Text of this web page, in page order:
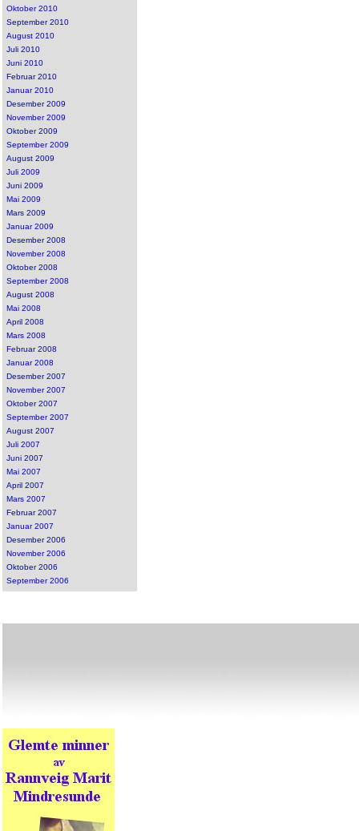
Oktober 2010
September 2010
August 2010
Juli 2010
Juni 2010
Februar 2010
Januar 2010
Desember 2009
November 2009
Oktober 2009
September 2009
August 2009
Juli 2009
Juni 2009
Mai 2009
Mars 2009
Januar 2009
Desember 2008
November 2008
Oktober 2008
September 2008
August 2008
Mai 2008
April 2008
Mars 2008
Februar 2008
Januar 2008
Desember 2007
November 2007
Oktober 2007
September 2007
August 2007
Juli 2007
Juni 2007
Mai 2007
April 2007
Mars 2007
Februar 2007
Januar 2007
Desember 2006
November 2006
Oktober 2006
September 2006